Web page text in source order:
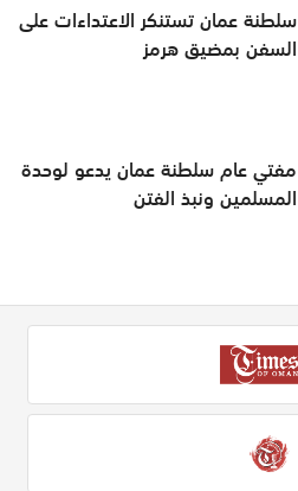
سلطنة عمان تستنكر الاعتداءات على
السفن بمضيق هرمز
مفتي عام سلطنة عمان يدعو لوحدة
المسلمين ونبذ الفتن